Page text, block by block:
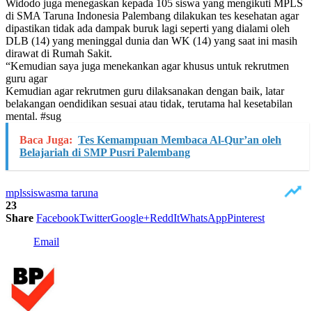
Widodo juga menegaskan kepada 105 siswa yang mengikuti MPLS
di SMA Taruna Indonesia Palembang dilakukan tes kesehatan agar
dipastikan tidak ada dampak buruk lagi seperti yang dialami oleh
DLB (14) yang meninggal dunia dan WK (14) yang saat ini masih
dirawat di Rumah Sakit.
“Kemudian saya juga menekankan agar khusus untuk rekrutmen
guru agar
Kemudian agar rekrutmen guru dilaksanakan dengan baik, latar
belakangan oendidikan sesuai atau tidak, terutama hal kesetabilan
mental. #sug
Baca Juga: Tes Kemampuan Membaca Al-Qur’an oleh
Belajariah di SMP Pusri Palembang
mplssiswasma taruna
23
Share FacebookTwitterGoogle+ReddItWhatsAppPinterest
Email